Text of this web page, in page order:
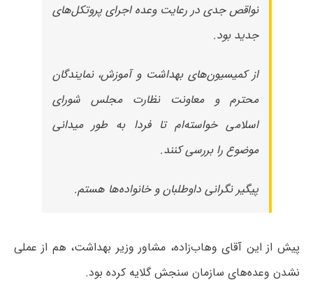
نواقص جدی در رعایت وعده اجرای پروتکل‌های
جدید بود.
از کمیسیون‌های بهداشت و آموزش، نمایندگان
محترم و معاونت نظارت مجلس شورای
اسلامی خواسته‌ام تا فردا به طور میدانی
موضوع را بررسی کنند.
پیگیر نگرانی داوطلبان و خانواده‌ها هستم.
پیش از این آقای وهاب‌زاده، مشاور وزیر بهداشت، هم از عملی
نشدن وعده‌های سازمان سنجش گلایه کرده بود.